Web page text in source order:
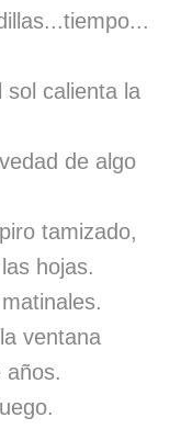
sol calienta la
de algo
tamizado,
hojas.
ventana
años.